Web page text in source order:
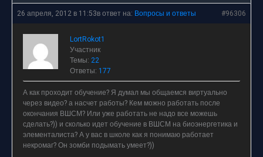
26 апреля, 2012 в 11:53в ответ на: Вопросы и ответы #96306
LortRokot1
Участник
Темы: 22
Ответы: 177
А как проходит обучение? Я думал мы общаемся виртуально
через видео? а насчет работы? Кем можно работать после
окончания ВШСМ? Или уже работать не надо все можешь
сделать?)) и сколько идет обучение в ВШСМ на биоэнергетика и
элементалиста? А у вас в школе как я понимаю работает
некромаг? Он зомби подымать умеет?))